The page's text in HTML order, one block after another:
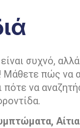
συχνό,
Μάθετε πώς να
να